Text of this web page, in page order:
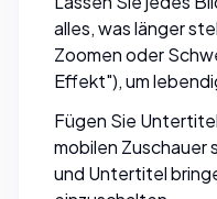
alles, was länger
Zoomen oder
Effekt"), um
Fügen Sie
mobilen Zuschauer
und Untertitel